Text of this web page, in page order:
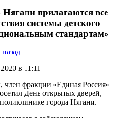
прилагаются все
системы детского
стандартам»
назад
в 11:11
фракции «Единая Россия»
День открытых дверей,
города Нягани.